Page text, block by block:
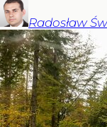
Radosław